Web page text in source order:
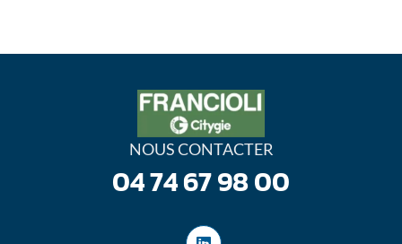
NOUS CONTACTER
04 74 67 98 00